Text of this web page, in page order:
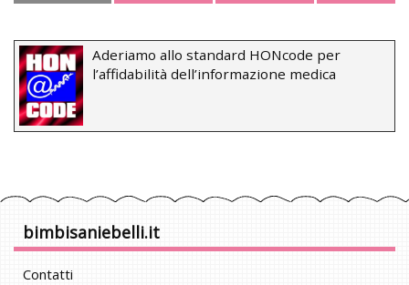
Aderiamo allo standard HONcode per
l’affidabilità dell’informazione medica
bimbisaniebelli.it
Contatti